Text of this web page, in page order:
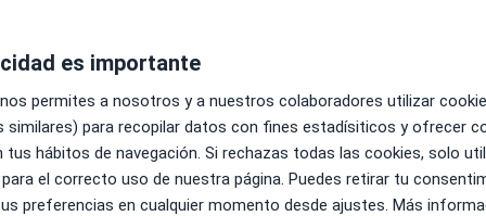
•Mapaes importante
permites a nosotros y a nuestros colaboradores utilizar
similares) para recopilar datos con fines estadísiticos y ofrecer
tus hábitos de navegación. Si rechazas todas las cookies, solo
el correcto uso de nuestra página. Puedes retirar tu
preferencias en cualquier momento desde ajustes. Más